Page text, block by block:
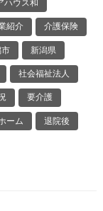
ハウス和
紹介 介護保険
市 新潟県
社会福祉法人
要介護
ーム 退院後